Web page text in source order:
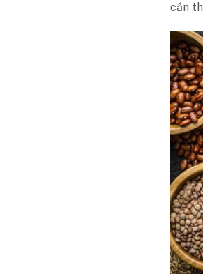
cần